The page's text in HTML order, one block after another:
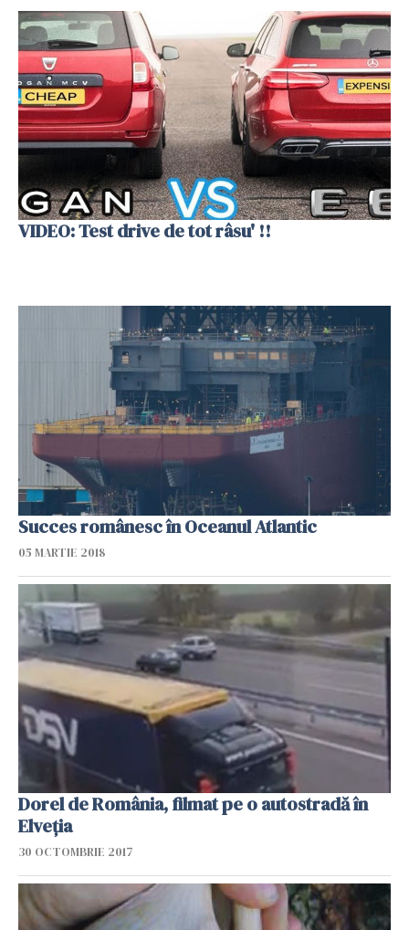
VIDEO: Test drive de tot râsu' !!
Succes românesc în Oceanul Atlantic
05 MARTIE 2018
Dorel de România, filmat pe o autostradă în
Elveția
30 OCTOMBRIE 2017